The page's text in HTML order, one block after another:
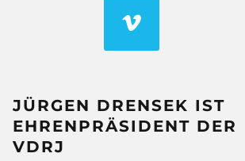
JÜRGEN DRENSEK IST
EHRENPRÄSIDENT DER
VDRJ